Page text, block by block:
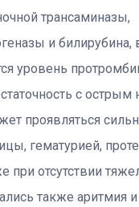
трансаминазы,
и билирубина,
уровень
с острым
проявляться
гематурией,
при отсутствии
также аритмия